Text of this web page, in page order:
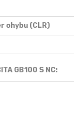
ohybu (CLR)
GB100 S NC: